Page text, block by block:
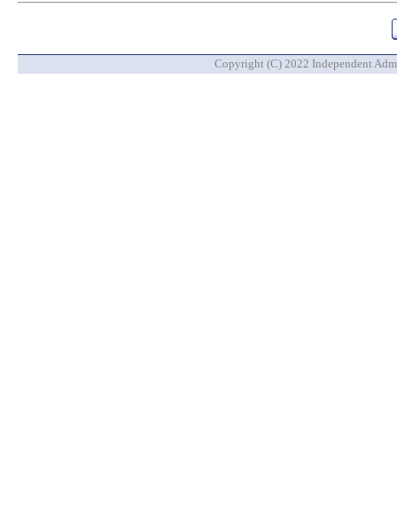
Copyright (C) 2022 Independent